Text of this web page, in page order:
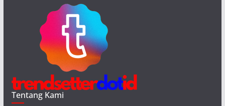
Tentang Kami